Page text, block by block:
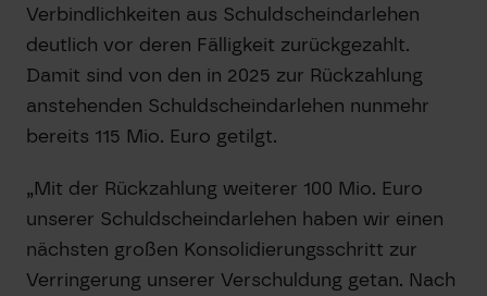
Verbindlichkeiten aus Schuldscheindarlehen
deutlich vor deren Fälligkeit zurückgezahlt.
Damit sind von den in 2025 zur Rückzahlung
anstehenden Schuldscheindarlehen nunmehr
bereits 115 Mio. Euro getilgt.
„Mit der Rückzahlung weiterer 100 Mio. Euro
unserer Schuldscheindarlehen haben wir einen
nächsten großen Konsolidierungsschritt zur
Verringerung unserer Verschuldung getan. Nach